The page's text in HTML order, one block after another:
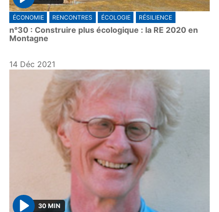
P
l
a
y
ÉCONOMIE RENCONTRES ÉCOLOGIE RÉSILIENCE
n°30 : Construire plus écologique : la RE 2020 en
Montagne
14 Déc 2021
30 MIN